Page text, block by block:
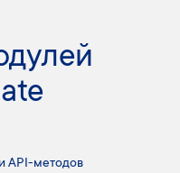
API-методов